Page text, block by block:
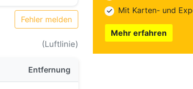
Fehler melden
(Luftlinie)
Entfernung
Mit Karten- und
Mehr erfahren